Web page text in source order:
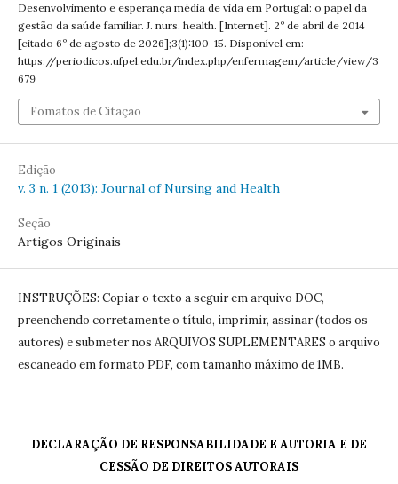
Desenvolvimento e esperança média de vida em Portugal: o papel da
gestão da saúde familiar. J. nurs. health. [Internet]. 2º de abril de 2014
[citado 6º de agosto de 2026];3(1):100-15. Disponível em:
https://periodicos.ufpel.edu.br/index.php/enfermagem/article/view/3
679
Fomatos de Citação
Edição
v. 3 n. 1 (2013): Journal of Nursing and Health
Seção
Artigos Originais
INSTRUÇÕES: Copiar o texto a seguir em arquivo DOC,
preenchendo corretamente o título, imprimir, assinar (todos os
autores) e submeter nos ARQUIVOS SUPLEMENTARES o arquivo
escaneado em formato PDF, com tamanho máximo de 1MB.
DECLARAÇÃO DE RESPONSABILIDADE E AUTORIA E DE
CESSÃO DE DIREITOS AUTORAIS